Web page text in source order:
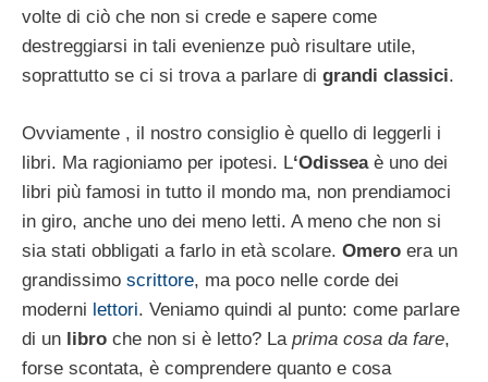
volte di ciò che non si crede e sapere come
destreggiarsi in tali evenienze può risultare utile,
soprattutto se ci si trova a parlare di grandi classici.
Ovviamente , il nostro consiglio è quello di leggerli i
libri. Ma ragioniamo per ipotesi. L‘Odisseaè uno dei
libri più famosi in tutto il mondo ma, non prendiamoci
in giro, anche uno dei meno letti. A meno che non si
sia stati obbligati a farlo in età scolare. Omero era un
grandissimo scrittore, ma poco nelle corde dei
moderni lettori. Veniamo quindi al punto: come parlare
di un libro che non si è letto? La prima cosa da fare,
forse scontata, è comprendere quanto e cosa